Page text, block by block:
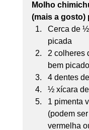
Molho
(mais a gosto)
Cerca de
picada
2 colheres
bem picado
4 dentes
½ xícara
1 pimenta
(podem
vermelha